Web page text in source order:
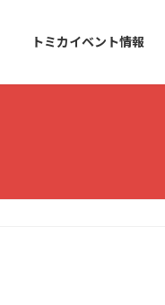
トミカイベント情報